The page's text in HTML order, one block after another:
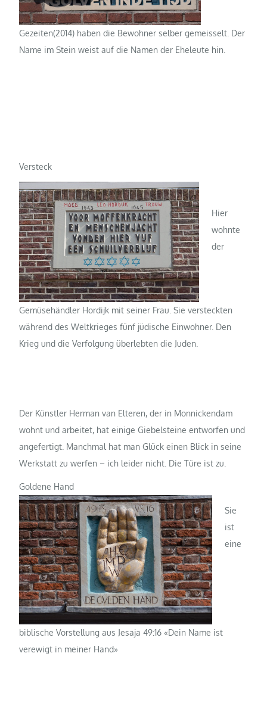
Gezeiten(2014) haben die Bewohner selber gemeisselt. Der
Name im Stein weist auf die Namen der Eheleute hin.
Versteck
Hier
wohnte
der
Gemüsehändler Hordijk mit seiner Frau. Sie versteckten
während des Weltkrieges fünf jüdische Einwohner. Den
Krieg und die Verfolgung überlebten die Juden.
Der Künstler Herman van Elteren, der in Monnickendam
wohnt und arbeitet, hat einige Giebelsteine entworfen und
angefertigt. Manchmal hat man Glück einen Blick in seine
Werkstatt zu werfen – ich leider nicht. Die Türe ist zu.
Goldene Hand
Sie
ist
eine
biblische Vorstellung aus Jesaja 49:16 «Dein Name ist
verewigt in meiner Hand»